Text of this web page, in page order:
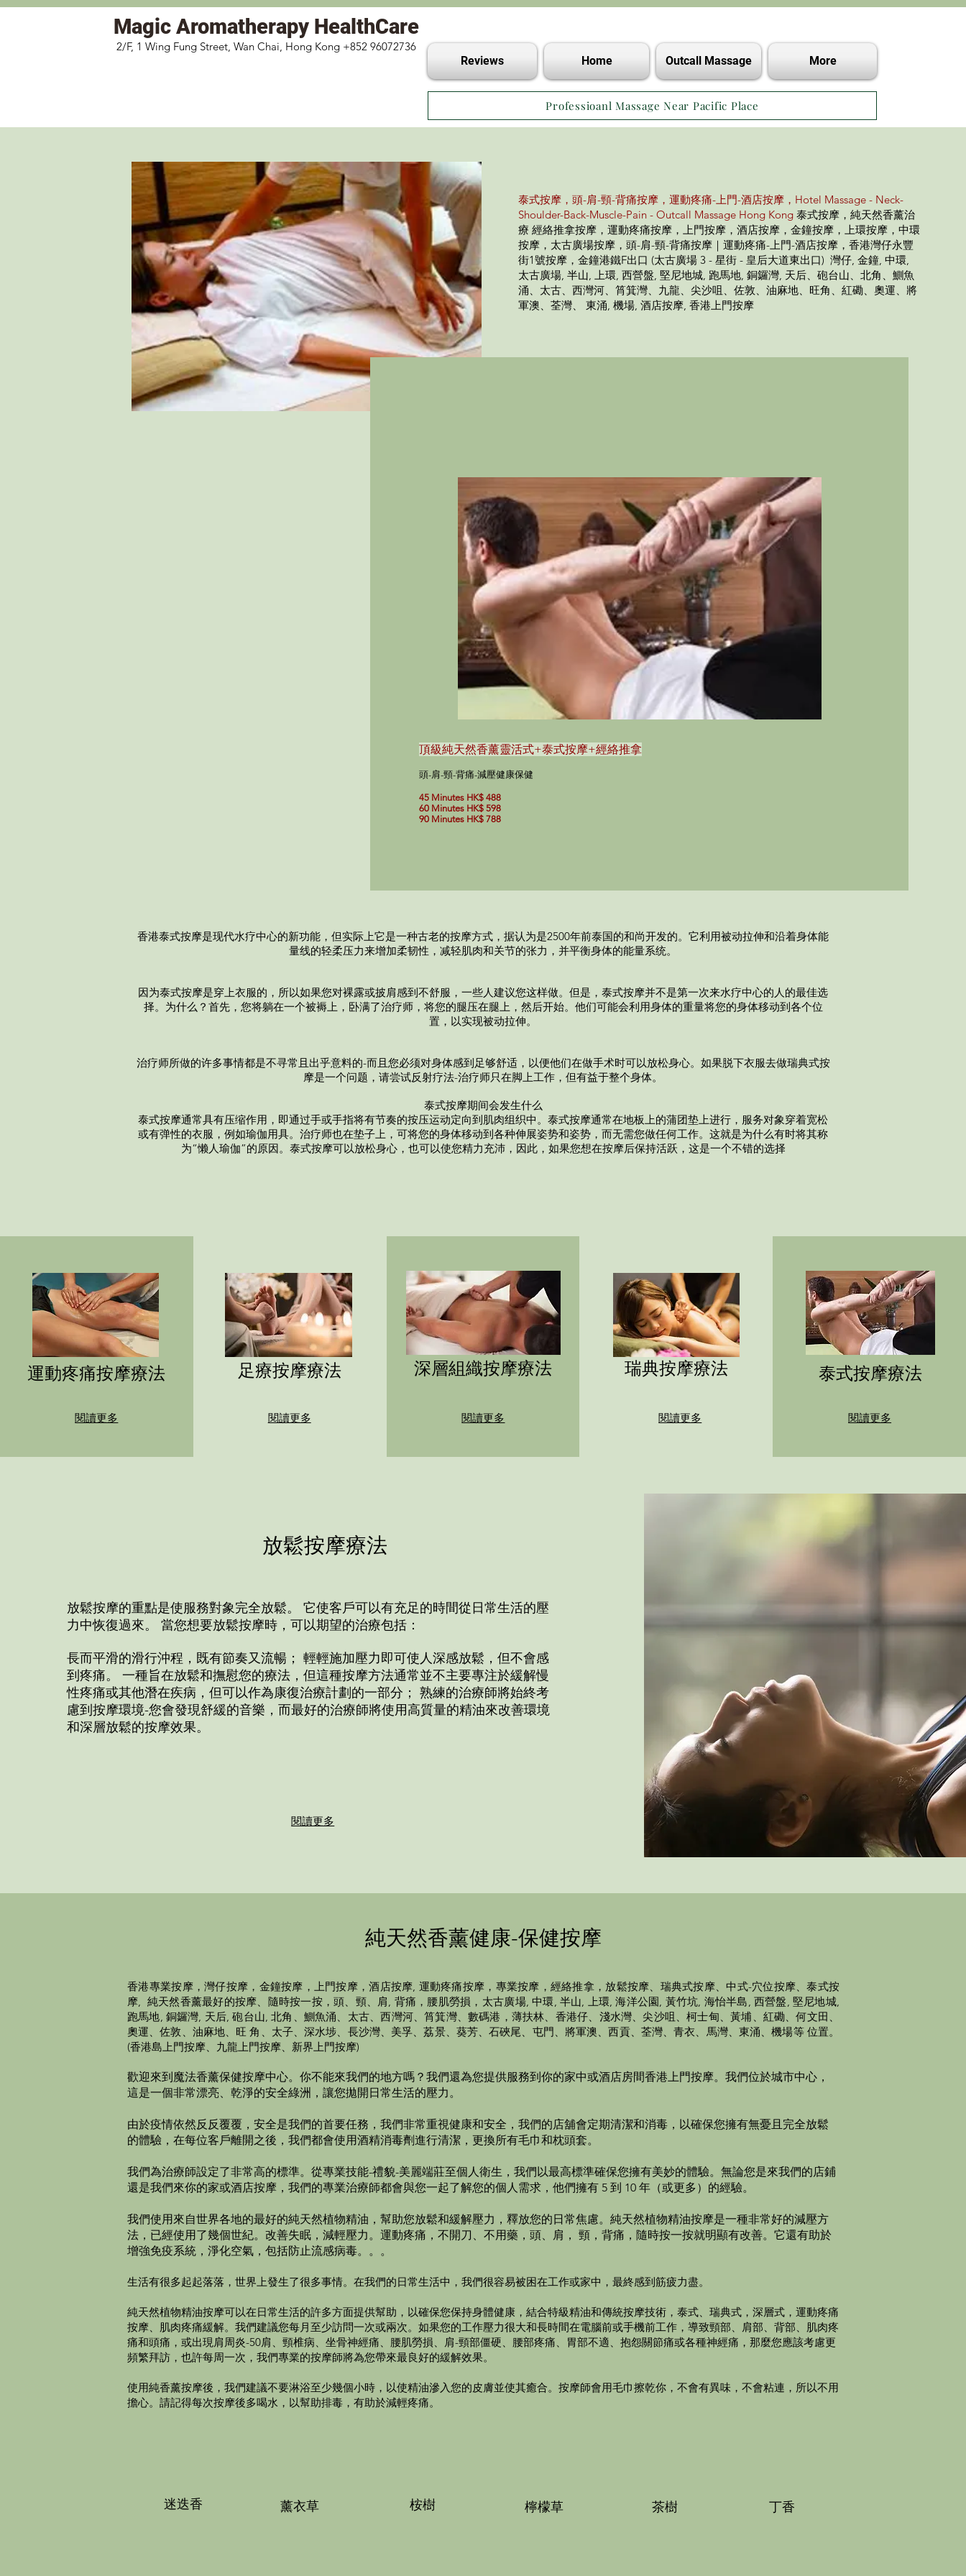
Magic Aromatherapy HealthCare
2/F, 1 Wing Fung Street, Wan Chai, Hong Kong +852 96072736
Reviews
Home Outcall Massage More
Professioanl Massage Near Pacific Place
頂級純天然香薰靈活式+泰式按摩+經絡推拿
頭-肩-頸-背痛-減壓健康保健
45 Minutes HK$ 488
60 Minutes HK$ 598
90 Minutes HK$ 788
泰式按摩，頭-肩-頸-背痛按摩，運動疼痛-上門-酒店按摩，Hotel Massage - Neck-
Shoulder-Back-Muscle-Pain - Outcall Massage Hong Kong 泰式按摩，純天然香薰治
療 經絡推拿按摩，運動疼痛按摩，上門按摩，酒店按摩，金鐘按摩，上環按摩，中環
按摩，太古廣場按摩，頭-肩-頸-背痛按摩｜運動疼痛-上門-酒店按摩，香港灣仔永豐
街1號按摩，金鐘港鐵F出口 (太古廣場 3 - 星街 - 皇后大道東出口) 灣仔, 金鐘, 中環,
太古廣場, 半山, 上環, 西營盤, 堅尼地城, 跑馬地, 銅鑼灣, 天后、砲台山、北角、鰂魚
涌、太古、西灣河、筲箕灣、九龍、尖沙咀、佐敦、油麻地、旺角、紅磡、奧運、將
軍澳、荃灣、 東涌, 機場, 酒店按摩, 香港上門按摩
香港泰式按摩是现代水疗中心的新功能，但实际上它是一种古老的按摩方式，据认为是2500年前泰国的和尚开发的。它利用被动拉伸和沿着身体能
量线的轻柔压力来增加柔韧性，减轻肌肉和关节的张力，并平衡身体的能量系统。
因为泰式按摩是穿上衣服的，所以如果您对裸露或披肩感到不舒服，一些人建议您这样做。但是，泰式按摩并不是第一次来水疗中心的人的最佳选
择。为什么？首先，您将躺在一个被褥上，卧满了治疗师，将您的腿压在腿上，然后开始。他们可能会利用身体的重量将您的身体移动到各个位
置，以实现被动拉伸。
治疗师所做的许多事情都是不寻常且出乎意料的-而且您必须对身体感到足够舒适，以便他们在做手术时可以放松身心。如果脱下衣服去做瑞典式按
摩是一个问题，请尝试反射疗法-治疗师只在脚上工作，但有益于整个身体。
泰式按摩期间会发生什么
泰式按摩通常具有压缩作用，即通过手或手指将有节奏的按压运动定向到肌肉组织中。泰式按摩通常在地板上的蒲团垫上进行，服务对象穿着宽松
或有弹性的衣服，例如瑜伽用具。治疗师也在垫子上，可将您的身体移动到各种伸展姿势和姿势，而无需您做任何工作。这就是为什么有时将其称
为“懒人瑜伽”的原因。泰式按摩可以放松身心，也可以使您精力充沛，因此，如果您想在按摩后保持活跃，这是一个不错的选择
運動疼痛按摩療法
閱讀更多
足療按摩療法
閱讀更多
深層組織按摩療法
閱讀更多
瑞典按摩療法
閱讀更多
泰式按摩療法
閱讀更多
放鬆按摩療法
放鬆按摩的重點是使服務對象完全放鬆。 它使客戶可以有充足的時間從日常生活的壓
力中恢復過來。 當您想要放鬆按摩時，可以期望的治療包括：
長而平滑的滑行沖程，既有節奏又流暢； 輕輕施加壓力即可使人深感放鬆，但不會感
到疼痛。 一種旨在放鬆和撫慰您的療法，但這種按摩方法通常並不主要專注於緩解慢
性疼痛或其他潛在疾病，但可以作為康復治療計劃的一部分； 熟練的治療師將始終考
慮到按摩環境-您會發現舒緩的音樂，而最好的治療師將使用高質量的精油來改善環境
和深層放鬆的按摩效果。
閱讀更多
純天然香薰健康-保健按摩
香港專業按摩，灣仔按摩，金鐘按摩，上門按摩，酒店按摩, 運動疼痛按摩，專業按摩，經絡推拿，放鬆按摩、瑞典式按摩、中式-穴位按摩、泰式按
摩, 純天然香薰最好的按摩、隨時按一按，頭、頸、肩, 背痛，腰肌勞損，太古廣場, 中環, 半山, 上環, 海洋公園, 黃竹坑, 海怡半島, 西營盤, 堅尼地城,
跑馬地, 銅鑼灣, 天后, 砲台山, 北角、鰂魚涌、太古、西灣河、筲箕灣、數碼港，薄扶林、香港仔、淺水灣、尖沙咀、柯士甸、黃埔、紅磡、何文田、
奧運、佐敦、油麻地、旺 角、太子、深水埗、長沙灣、美孚、荔景、葵芳、石硤尾、屯門、將軍澳、西貢、荃灣、青衣、馬灣、東涌、機場等 位置。
(香港島上門按摩、九龍上門按摩、新界上門按摩)
歡迎來到魔法香薰保健按摩中心。你不能來我們的地方嗎？我們還為您提供服務到你的家中或酒店房間香港上門按摩。我們位於城市中心，
這是一個非常漂亮、乾淨的安全綠洲，讓您拋開日常生活的壓力。
由於疫情依然反反覆覆，安全是我們的首要任務，我們非常重視健康和安全，我們的店舖會定期清潔和消毒，以確保您擁有無憂且完全放鬆
的體驗，在每位客戶離開之後，我們都會使用酒精消毒劑進行清潔，更換所有毛巾和枕頭套。
我們為治療師設定了非常高的標準。從專業技能-禮貌-美麗端莊至個人衛生，我們以最高標準確保您擁有美妙的體驗。​無論您是來我們的店鋪
還是我們來你的家或酒店按摩，我們的專業治療師都會與您一起了解您的個人需求，他們擁有 5 到 10 年（或更多）的經驗。
我們使用來自世界各地的最好的純天然植物精油，幫助您放鬆和緩解壓力，釋放您的日常焦慮。純天然植物精油按摩是一種非常好的減壓方
法，已經使用了幾個世紀。改善失眠，減輕壓力。運動疼痛，不開刀、不用藥，頭、肩， 頸，背痛，隨時按一按就明顯有改善。它還有助於
增強免疫系統，淨化空氣，包括防止流感病毒。。。
生活有很多起起落落，世界上發生了很多事情。在我們的日常生活中，我們很容易被困在工作或家中，最終感到筋疲力盡。
純天然植物精油按摩可以在日常生活的許多方面提供幫助，以確保您保持身體健康，結合特級精油和傳統按摩技術，泰式、瑞典式，深層式，運動疼痛
按摩、肌肉疼痛緩解。我們建議您每月至少訪問一次或兩次。如果您的工作壓力很大和長時間在電腦前或手機前工作，導致頸部、肩部、背部、肌肉疼
痛和頭痛，或出現肩周炎-50肩、頸椎病、坐骨神經痛、腰肌勞損、肩-頸部僵硬、腰部疼痛、胃部不適、抱怨關節痛或各種神經痛，那麼您應該考慮更
頻繁拜訪，也許每周一次，我們專業的按摩師將為您帶來最良好的緩解效果。
使用純香薰按摩後，我們建議不要淋浴至少幾個小時，以使精油滲入您的皮膚並使其癒合。按摩師會用毛巾擦乾你，不會有異味，不會粘連，所以不用
擔心。請記得每次按摩後多喝水，以幫助排毒，有助於減輕疼痛。
迷迭香 薰衣草 桉樹 檸檬草 茶樹 丁香